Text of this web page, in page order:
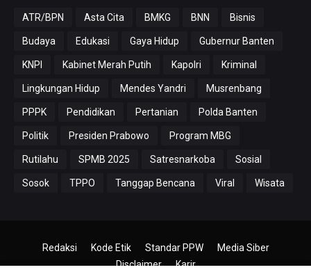
ATR/BPN Asta Cita BMKG BNN Bisnis
Budaya Edukasi Gaya Hidup Gubernur Banten
KNPI Kabinet Merah Putih Kapolri Kriminal
Lingkungan Hidup Mendes Yandri Musrenbang
PPPK Pendidikan Pertanian Polda Banten
Politik Presiden Prabowo Program MBG
Rutilahu SPMB 2025 Satresnarkoba Sosial
Sosok TPPO Tanggap Bencana Viral Wisata
Redaksi Kode Etik Standar PPW
Media Siber
Disclaimer
Karir